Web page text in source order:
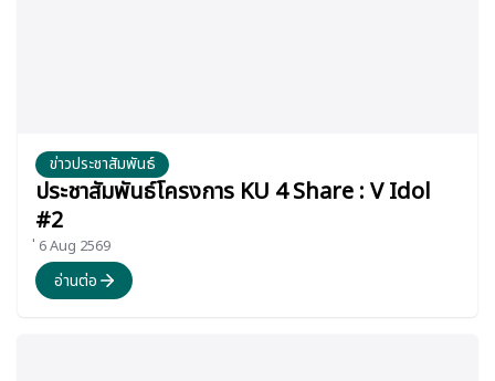
ข่าวประชาสัมพันธ์
ประชาสัมพันธ์โครงการ KU 4 Share : V Idol
#2
่ 6 Aug 2569
อ่านต่อ